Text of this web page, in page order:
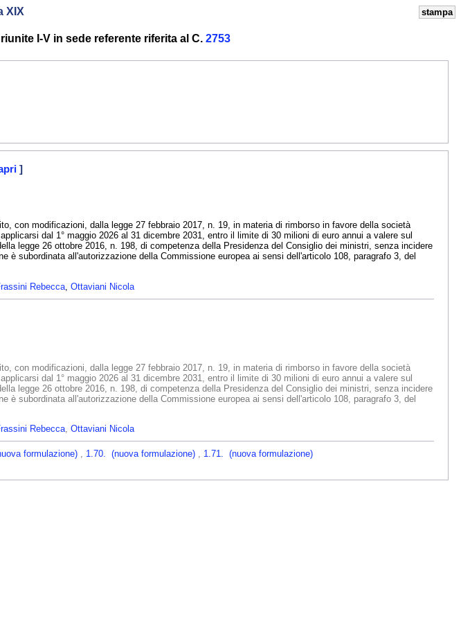
stampa
XIX
I-V in sede referente riferita al C. 2753
]
con modificazioni, dalla legge 27 febbraio 2017, n. 19, in materia di rimborso in favore della società
dal 1° maggio 2026 al 31 dicembre 2031, entro il limite di 30 milioni di euro annui a valere sul
legge 26 ottobre 2016, n. 198, di competenza della Presidenza del Consiglio dei ministri, senza incidere
è subordinata all'autorizzazione della Commissione europea ai sensi dell'articolo 108, paragrafo 3, del
Rebecca Ottaviani Nicola
con modificazioni, dalla legge 27 febbraio 2017, n. 19, in materia di rimborso in favore della società
dal 1° maggio 2026 al 31 dicembre 2031, entro il limite di 30 milioni di euro annui a valere sul
legge 26 ottobre 2016, n. 198, di competenza della Presidenza del Consiglio dei ministri, senza incidere
è subordinata all'autorizzazione della Commissione europea ai sensi dell'articolo 108, paragrafo 3, del
Rebecca, Ottaviani Nicola
formulazione) , 1.70. (nuova formulazione) , 1.71. (nuova formulazione)